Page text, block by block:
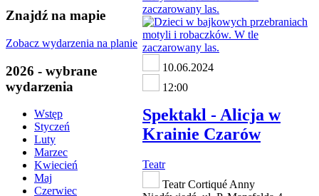
Znajdź na mapie
Zobacz wydarzenia na planie
2026 - wybrane
wydarzenia
Wstęp
Styczeń
Luty
Marzec
Kwiecień
Maj
Czerwiec
10.06.2024
12:00
Spektakl - Alicja w
Krainie Czarów
Teatr
Teatr Cortiqué Anny